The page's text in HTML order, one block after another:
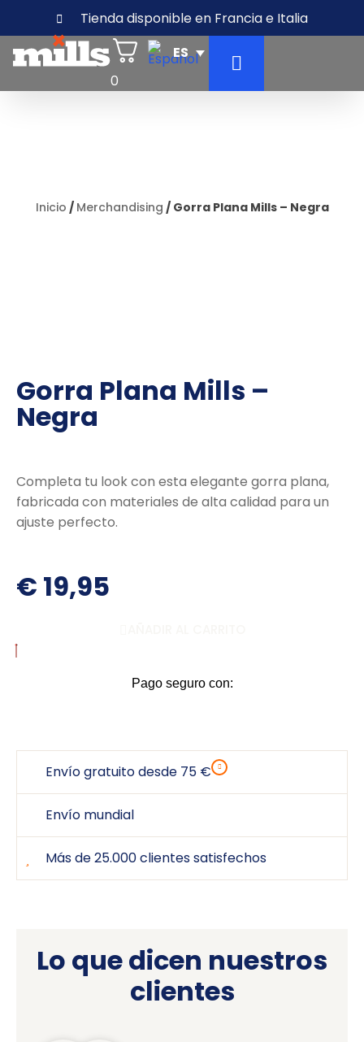
Tienda disponible en Francia e Italia
0
Inicio / Merchandising / Gorra Plana Mills – Negra
Gorra Plana Mills –
Negra
Completa tu look con esta elegante gorra plana,
fabricada con materiales de alta calidad para un
ajuste perfecto.
€ 19,95
Pago seguro con:
Envío gratuito desde 75 €
Envío mundial
Más de 25.000 clientes satisfechos
Lo que dicen nuestros
clientes